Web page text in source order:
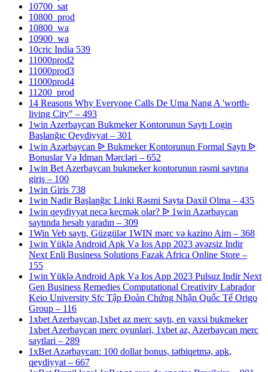
10700_sat
10800_prod
10800_wa
10900_wa
10cric India 539
11000prod2
11000prod3
11000prod4
11200_prod
14 Reasons Why Everyone Calls De Uma Nang A 'worth-
living City" – 493
1win Azerbaycan Bukmeker Kontorunun Saytı Login
Başlanğıc Qeydiyyat – 301
1win Azərbaycan ᐉ Bukmeker Kontorunun Formal Saytı ᐉ
Bonuslar Və Idman Mərcləri – 652
1win Bet Azerbaycan bukmeker kontorunun rəsmi saytına
giriş – 100
1win Giris 738
1win Nadir Başlanğıc Linki Rəsmi Sayta Daxil Olma – 435
1win qeydiyyat necə keçmək olar? ᐉ 1win Azərbaycan
saytında hesab yaradın – 309
1Win Veb saytı, Güzgülər 1WIN mərc və kazino Aim – 368
1win Yüklə Android Apk Və Ios App 2023 əvəzsiz Indir
Next Enli Business Solutions Fazak Africa Online Store –
155
1win Yüklə Android Apk Və Ios App 2023 Pulsuz Indir Next
Gen Business Remedies Computational Creativity Labrador
Keio University Sfc Tập Đoàn Chứng Nhận Quốc Tế Origo
Group – 116
1xbet Azerbaycan,1xbet az merc saytı, en yaxsi bukmeker
1xbet Azerbaycan merc oyunlari, 1xbet az, Azerbaycan merc
saytlari – 289
1xBet Azərbaycan: 100 dollar bonus, tətbiqetmə, apk,
qeydiyyat – 667